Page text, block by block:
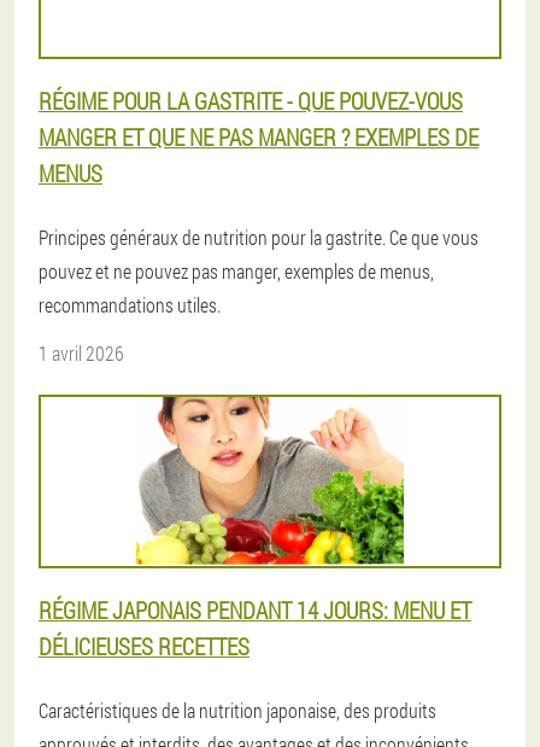
RÉGIME POUR LA GASTRITE - QUE POUVEZ-VOUS
MANGER ET QUE NE PAS MANGER ? EXEMPLES DE
MENUS
Principes généraux de nutrition pour la gastrite. Ce que vous
pouvez et ne pouvez pas manger, exemples de menus,
recommandations utiles.
1 avril 2026
RÉGIME JAPONAIS PENDANT 14 JOURS: MENU ET
DÉLICIEUSES RECETTES
Caractéristiques de la nutrition japonaise, des produits